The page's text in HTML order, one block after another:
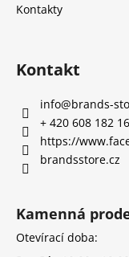
Kontakty
Kontakt
info@brands-
+ 420 608 182
https://
brandsstore.cz
Kamenná
Otevírací doba: